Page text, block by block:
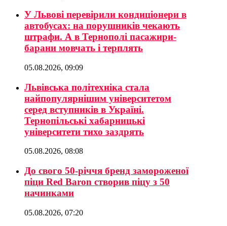
У Львові перевірили кондиціонери в
автобусах: на порушників чекають
штрафи. А в Тернополі пасажири-
барани мовчать і терплять
05.08.2026, 09:09
Львівська політехніка стала
найпопулярнішим університетом
серед вступників в Україні.
Тернопільські хабарницькі
університети тихо заздрять
05.08.2026, 08:08
До свого 50-річчя бренд замороженої
піци Red Baron створив піцу з 50
начинками
05.08.2026, 07:20